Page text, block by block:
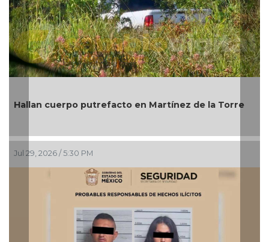
cuerpo putrefacto en Martínez de la Torre
29, 2026 / 5:30 PM